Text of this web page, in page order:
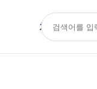
치과몰기공